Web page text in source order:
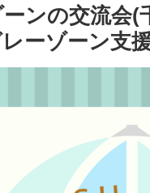
ンの交流会
ーゾーン支援